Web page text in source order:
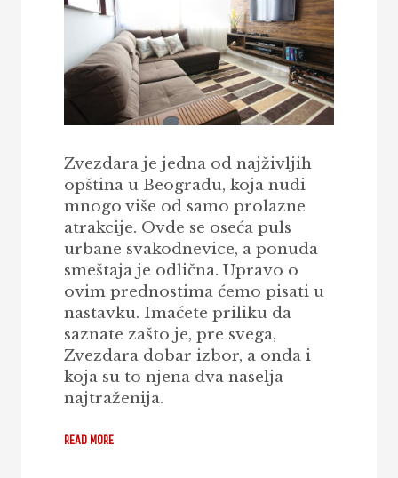
Zvezdara je jedna od najživljih
opština u Beogradu, koja nudi
mnogo više od samo prolazne
atrakcije. Ovde se oseća puls
urbane svakodnevice, a ponuda
smeštaja je odlična. Upravo o
ovim prednostima ćemo pisati u
nastavku. Imaćete priliku da
saznate zašto je, pre svega,
Zvezdara dobar izbor, a onda i
koja su to njena dva naselja
najtraženija.
READ MORE